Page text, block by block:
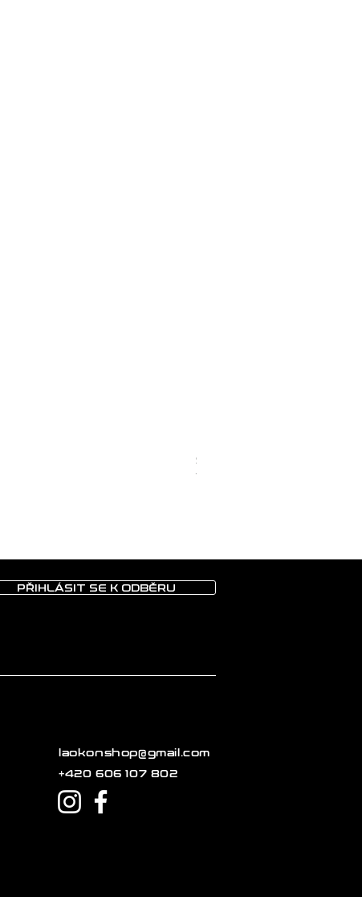
Sklenice na Whisky
Cena
1 570,00 Kč
PŘIHLÁSIT SE K ODBĚRU
laokonshop@gmail.com
+420 606 107 802